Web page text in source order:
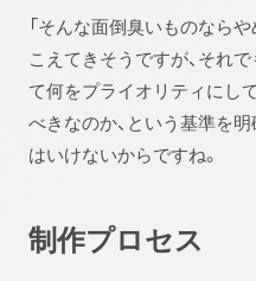
「そんな面倒臭いものなら
こえてきそうですが、それ
て何をプライオリティにし
べきなのか、という基準を
はいけないからですね。
制作プロセス